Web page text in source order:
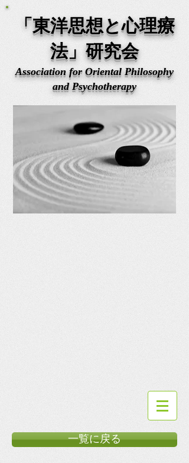
「東洋思想と心理療
法」研究会
Association for Oriental Philosophy
and Psychotherapy
一覧に戻る